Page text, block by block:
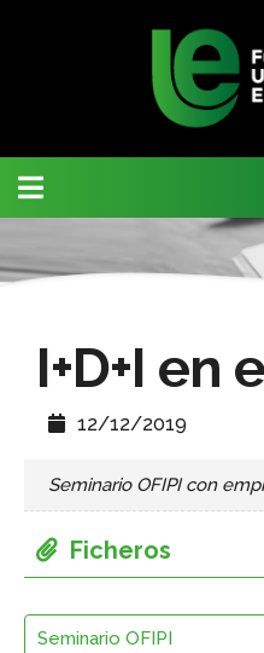
I+D+I en
12/12/2019
Seminario OFIPI con
Seminario OFIPI